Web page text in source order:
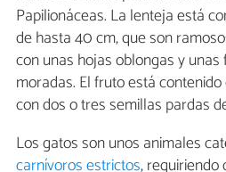
Papilionáceas. La lenteja está
de hasta 40 cm, que son
con unas hojas oblongas y
moradas. El fruto está
con dos o tres semillas pardas
Los gatos son unos animales
carnívoros estrictos, requiriendo